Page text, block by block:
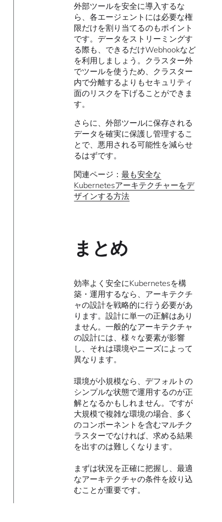
外部ツールを安全に導入するな
ら、各エージェントには必要な権
限だけを割り当てるのもポイント
です。データをストリーミングす
る際も、できるだけWebhookなど
を利用しましょう。クラスター外
でツールを使うため、クラスター
内で分離するよりもセキュリティ
面のリスクを下げることができま
す。
さらに、外部ツールに保存される
データを確実に保護し管理するこ
とで、悪用される可能性を減らせ
るはずです。
関連ページ：最も安全な
Kubernetesアーキテクチャーをデ
ザインする方法
まとめ
効率よく安全にKubernetesを構
築・運用するなら、アーキテクチ
ャの設計を戦略的に行う必要があ
ります。設計に単一の正解はあり
ません。一般的なアーキテクチャ
の設計には、様々な要素が影響
し、それは環境やニーズによって
異なります。
環境が小規模なら、デフォルトの
シンプルな状態で運用するのが正
解となるかもしれません。ですが
大規模で複雑な環境の場合、多く
のコンポーネントを含むマルチク
ラスターでなければ、求める結果
を出すのは難しくなります。
まずは状況を正確に把握し、最適
なアーキテクチャの条件を絞り込
むことが重要です。